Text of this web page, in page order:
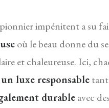
impénitent a su
où le beau donne du
et chaleureuse. Ici,
luxe responsable
durableavec